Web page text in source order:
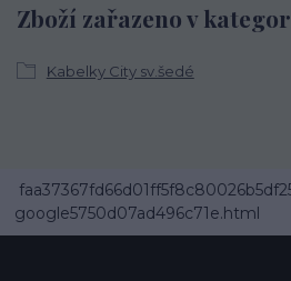
Zboží zařazeno v
Kabelky City sv.šedé
google5750d07ad496c71e.html